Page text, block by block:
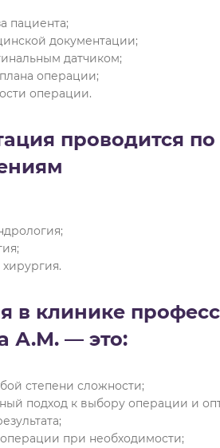
пациента;
документации;
датчиком;
операции;
операции.
проводится по
хирургия.
в клинике
А.М. — это:
степени сложности;
подход к выбору операции и
при необходимости;